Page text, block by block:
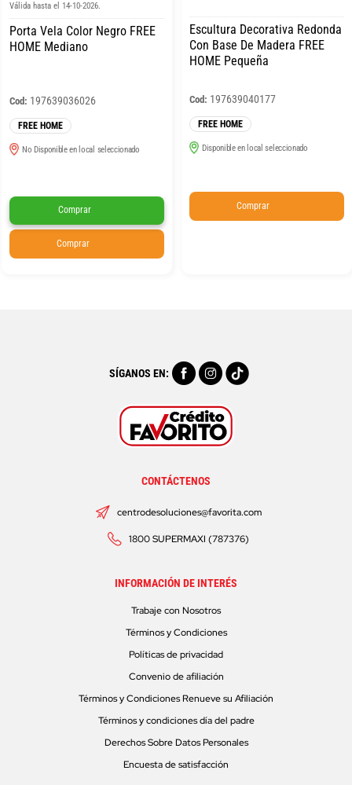
Válida hasta el 14-10-2026.
Porta Vela Color Negro FREE
HOME Mediano
Cod: 197639036026
FREE HOME
No Disponible en local seleccionado
Comprar
Comprar
Escultura Decorativa Redonda
Con Base De Madera FREE
HOME Pequeña
Cod: 197639040177
FREE HOME
Disponible en local seleccionado
Comprar
SÍGANOS EN:
CONTÁCTENOS
centrodesoluciones@favorita.com
1800 SUPERMAXI (787376)
INFORMACIÓN DE INTERÉS
Trabaje con Nosotros
Términos y Condiciones
Políticas de privacidad
Convenio de afiliación
Términos y Condiciones Renueve su Afiliación
Términos y condiciones día del padre
Derechos Sobre Datos Personales
Encuesta de satisfacción